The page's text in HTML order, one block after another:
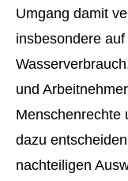
Umgang damit
insbesondere
und
Menschenrechte
dazu
nachteiligen